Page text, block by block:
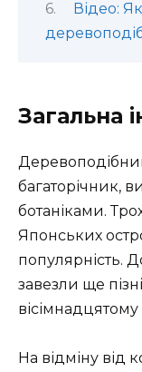
Відео:
Загальна
багаторічник,
ботаніками.
Японських
популярність.
завезли ще
вісімнадцятому
На відміну від